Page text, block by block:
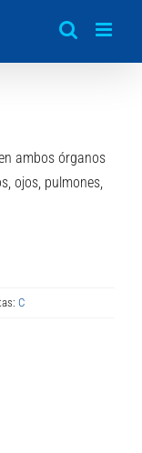
ambos órganos
ojos, pulmones,
C